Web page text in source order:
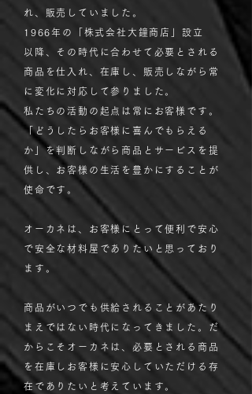
れ、販売していました。
1966年の「株式会社大鐘商店」設立
以降、その時代に合わせて必要とされる
商品を仕入れ、在庫し、販売しながら常
に変化に対応して参りました。
私たちの活動の起点は常にお客様です。
「どうしたらお客様に喜んでもらえる
か」を判断しながら商品とサービスを提
供し、お客様の生活を豊かにすることが
使命です。
オーカネは、お客様にとって便利で安心
で安全な材料屋でありたいと思っており
ます。
商品がいつでも供給されることがあたり
まえではない時代になってきました。だ
からこそオーカネは、必要とされる商品
を在庫しお客様に安心していただける存
在でありたいと考えています。